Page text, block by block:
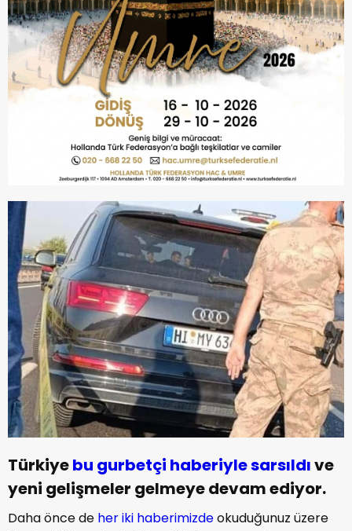
Türkiyebu gurbetçi haberiyle sarsıldıve
yeni gelişmeler gelmeye devam ediyor.
Daha önce de her iki haberimizdeokuduğunuz üzere